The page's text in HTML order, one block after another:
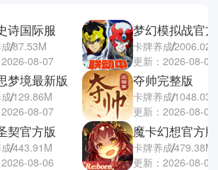
诗国际服
87.53M
08-07
梦境最新版
129.86M
08-07
契官方版
443.91M
08-06
梦幻模拟战官
卡牌养成
更新：2026-08-06
夺帅完整版
卡牌养成
更新：2026-08-05
魔卡幻想官方版
卡牌养成479.38M
更新：2026-08-05